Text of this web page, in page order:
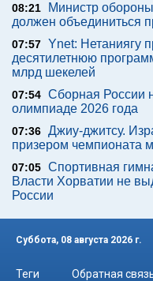
08:21
Министр
должен объединиться
07:57 Ynet: Нетаниягу
десятилетнюю
млрд шекелей
07:54 Сборная России
олимпиаде 2026 года
07:36 Джиу-джитсу.
призером чемпионата
07:05 Спортивная
Власти Хорватии не
России
Суббота, 08 августа 2026 г.
Теги Обратная